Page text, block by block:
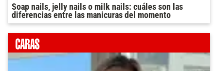
Soap nails, jelly nails o milk nails: cuáles son las
diferencias entre las manicuras del momento